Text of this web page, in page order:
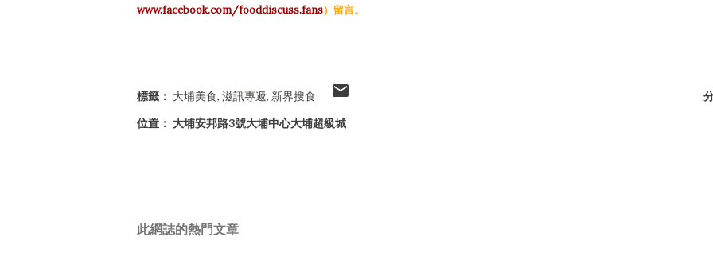
www.facebook.com/fooddiscuss.fans）留言。
標籤： 大埔美食 滋訊專遞 新界搜食
位置： 大埔安邦路3號大埔中心大埔超級城
此網誌的熱門文章